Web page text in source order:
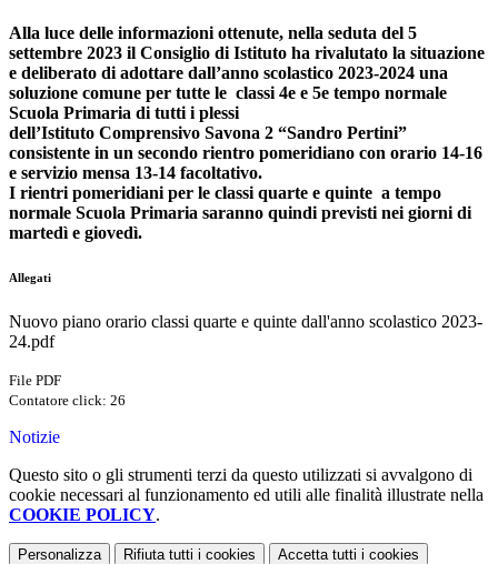
Alla luce delle informazioni ottenute, nella seduta del 5
settembre 2023 il Consiglio di Istituto ha rivalutato la situazione
e deliberato di adottare dall’anno scolastico 2023-2024 una
soluzione comune per tutte le classi 4e e 5e tempo normale
Scuola Primaria di tutti i plessi
dell’Istituto Comprensivo Savona 2 “Sandro Pertini”
consistente in un secondo rientro pomeridiano con orario 14-16
e servizio mensa 13-14 facoltativo.
I rientri pomeridiani per le classi quarte e quinte a tempo
normale Scuola Primaria saranno quindi previsti nei giorni di
martedì e giovedì.
Allegati
Nuovo piano orario classi quarte e quinte dall'anno scolastico 2023-
24.pdf
File PDF
Contatore click: 26
Notizie
Questo sito o gli strumenti terzi da questo utilizzati si avvalgono di
cookie necessari al funzionamento ed utili alle finalità illustrate nella
COOKIE POLICY.
Personalizza Rifiuta tutti i cookies Accetta tutti i cookies